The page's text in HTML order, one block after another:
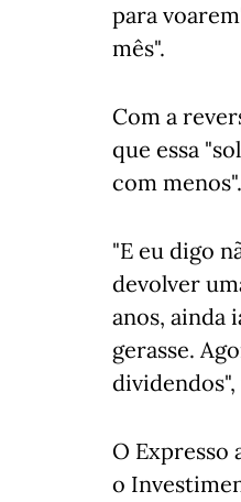
para
mês".
Com a
que essa
com menos".
"E eu digo
devolver
anos, ainda
gerasse.
O Expresso
o